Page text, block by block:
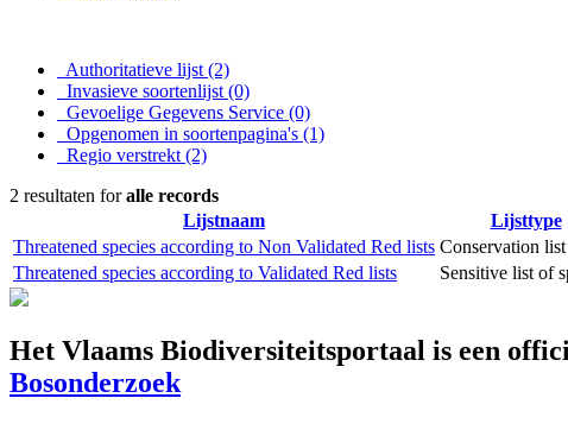
Authoritatieve lijst (2)
Invasieve soortenlijst (0)
Gevoelige Gegevens Service (0)
Opgenomen in soortenpagina's (1)
Regio verstrekt (2)
2 resultaten foralle records
Lijstnaam
Lijsttype
Threatened species according to Non Validated Red lists Conservation list
Threatened species according to Validated Red lists
Sensitive list of
Het Vlaams Biodiversiteitsportaal is een
Bosonderzoek